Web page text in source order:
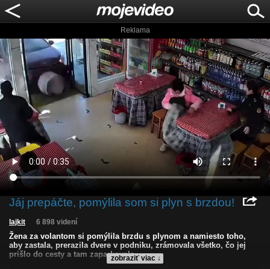
Reklama
Jáj prepáčte, pomýlila som si plyn s brzdou!
zobraziť viac ↓
lajkit 6 898 videní
Žena za volantom si pomýlila brzdu s plynom a namiesto toho,
aby zastala, prerazila dvere v podniku, zrámovala všetko, čo jej
prišlo do cesty a tam zaparkovala.